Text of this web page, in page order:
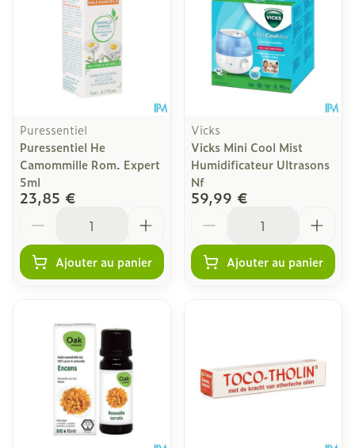
Puressentiel
Puressentiel He
Camommille Rom. Expert
5ml
23,85 €
Ajouter au panier
Vicks
Vicks Mini Cool Mist
Humidificateur Ultrasons
Nf
59,99 €
Ajouter au panier